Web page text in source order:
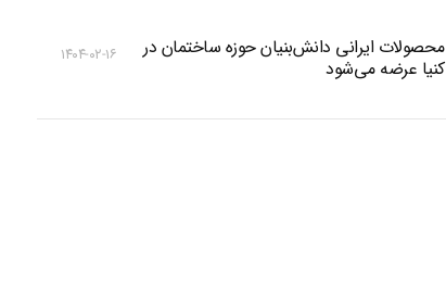
محصولات ایرانی دانش‌بنیان‌ حوزه ساختمان در
کنیا عرضه می‌شود
۱۴۰۴-۰۲-۱۶